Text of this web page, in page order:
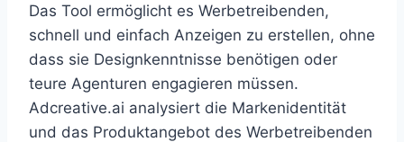
Das Tool ermöglicht es Werbetreibenden,
schnell und einfach Anzeigen zu erstellen, ohne
dass sie Designkenntnisse benötigen oder
teure Agenturen engagieren müssen.
Adcreative.ai analysiert die Markenidentität
und das Produktangebot des Werbetreibenden